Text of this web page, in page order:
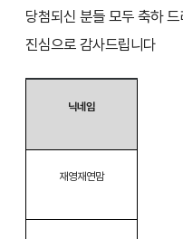
당첨되신 분들 모두 축하
진심으로 감사드립니다
닉네임
재영재연맘